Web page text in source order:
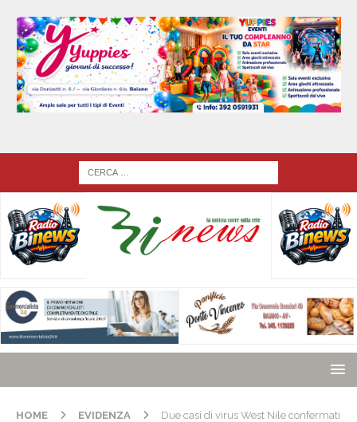
HOME EVIDENZA
Due casi di virus West Nile confermati